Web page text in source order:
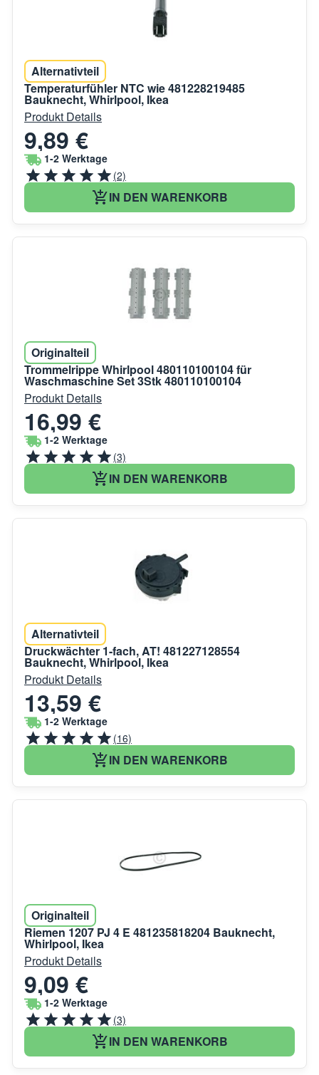
Alternativteil
Temperaturfühler NTC wie 481228219485
Bauknecht, Whirlpool, Ikea
Produkt Details
9,89 €
1-2 Werktage
(2)
IN DEN WARENKORB
Originalteil
Trommelrippe Whirlpool 480110100104 für
Waschmaschine Set 3Stk 480110100104
Produkt Details
16,99 €
1-2 Werktage
(3)
IN DEN WARENKORB
Alternativteil
Druckwächter 1-fach, AT! 481227128554
Bauknecht, Whirlpool, Ikea
Produkt Details
13,59 €
1-2 Werktage
(16)
IN DEN WARENKORB
Originalteil
Riemen 1207 PJ 4 E 481235818204 Bauknecht,
Whirlpool, Ikea
Produkt Details
9,09 €
1-2 Werktage
(3)
IN DEN WARENKORB